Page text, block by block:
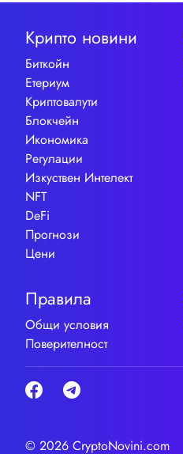
Крипто новини
Биткойн
Етериум
Криптовалути
Блокчейн
Икономика
Регулации
Изкуствен Интелект
NFT
DeFi
Прогнози
Цени
Правила
Общи условия
Поверителност
© 2026 CryptoNovini.com